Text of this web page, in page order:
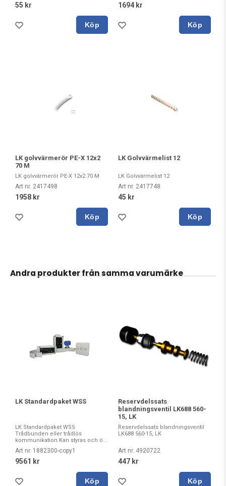
55 kr
Köp
1694 kr
Köp
LK golvvärmerör PE-X 12x2
70 M
LK golvvärmerör PE-X 12x2 70 M
Art nr. 2417498
1958 kr
Köp
LK Golvvärmelist 12
LK Golvvärmelist 12
Art nr. 2417748
45 kr
Köp
Andra produkter från samma varumärke
LK Standardpaket WSS
LK Standardpaket WSS
Trådbunden eller trådlös
kommunikation.Kan styras och ö...
Art nr. 1882300-copy1
9561 kr
Köp
Reservdelssats
blandningsventil LK688 560-
15, LK
Reservdelssats blandningsventil
LK688 560-15, LK
Art nr. 4920722
447 kr
Köp